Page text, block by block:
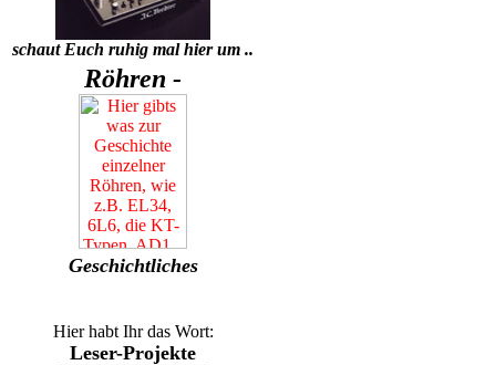
schaut Euch ruhig mal hier um ..
Röhren -
Geschichtliches
Hier habt Ihr das Wort:
Leser-Projekte